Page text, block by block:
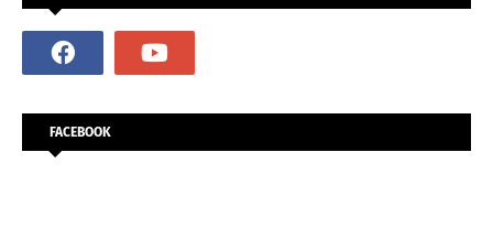
FACEBOOK